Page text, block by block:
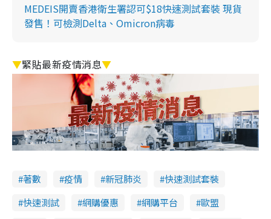
MEDEIS開賣香港衛生署認可$18快速測試套裝 現貨
發售！可檢測Delta、Omicron病毒
▼緊貼最新疫情消息▼
著數 疫情 新冠肺炎
快速測試套裝
快速測試
網購優惠 網購平台
歐盟